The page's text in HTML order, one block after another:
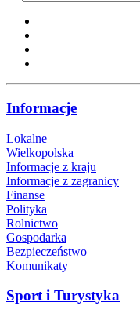
Informacje
Lokalne
Wielkopolska
Informacje z kraju
Informacje z zagranicy
Finanse
Polityka
Rolnictwo
Gospodarka
Bezpieczeństwo
Komunikaty
Sport i Turystyka